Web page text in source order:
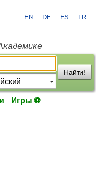
EN DE ES FR
Найти!
Игры ⚽